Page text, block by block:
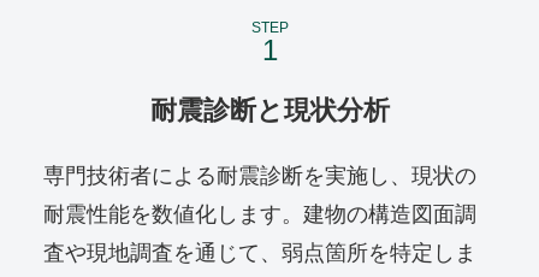
STEP
耐震診断と現状分析
専門技術者による耐震診断を実施し、現状の
耐震性能を数値化します。建物の構造図面調
査や現地調査を通じて、弱点箇所を特定しま